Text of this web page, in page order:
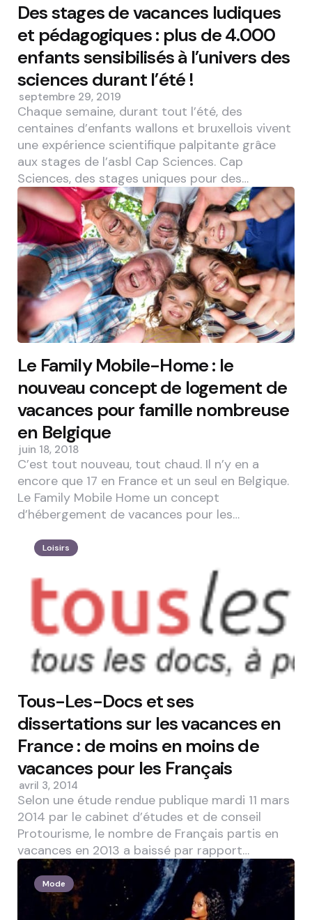
Des stages de vacances ludiques
et pédagogiques : plus de 4.000
enfants sensibilisés à l’univers des
sciences durant l’été !
septembre 29, 2019
Chaque semaine, durant tout l’été, des
centaines d’enfants wallons et bruxellois vivent
une expérience scientifique palpitante grâce
aux stages de l’asbl Cap Sciences. Cap
Sciences, des stages uniques pour des…
Le Family Mobile-Home : le
nouveau concept de logement de
vacances pour famille nombreuse
en Belgique
juin 18, 2018
C’est tout nouveau, tout chaud. Il n’y en a
encore que 17 en France et un seul en Belgique.
Le Family Mobile Home un concept
d’hébergement de vacances pour les…
Loisirs
Tous-Les-Docs et ses
dissertations sur les vacances en
France : de moins en moins de
vacances pour les Français
avril 3, 2014
Selon une étude rendue publique mardi 11 mars
2014 par le cabinet d’études et de conseil
Protourisme, le nombre de Français partis en
vacances en 2013 a baissé par rapport…
Mode